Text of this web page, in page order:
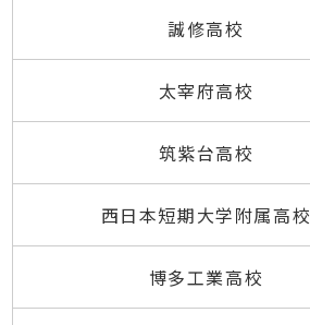
誠修高校
太宰府高校
筑紫台高校
西日本短期大学附属高校
博多工業高校